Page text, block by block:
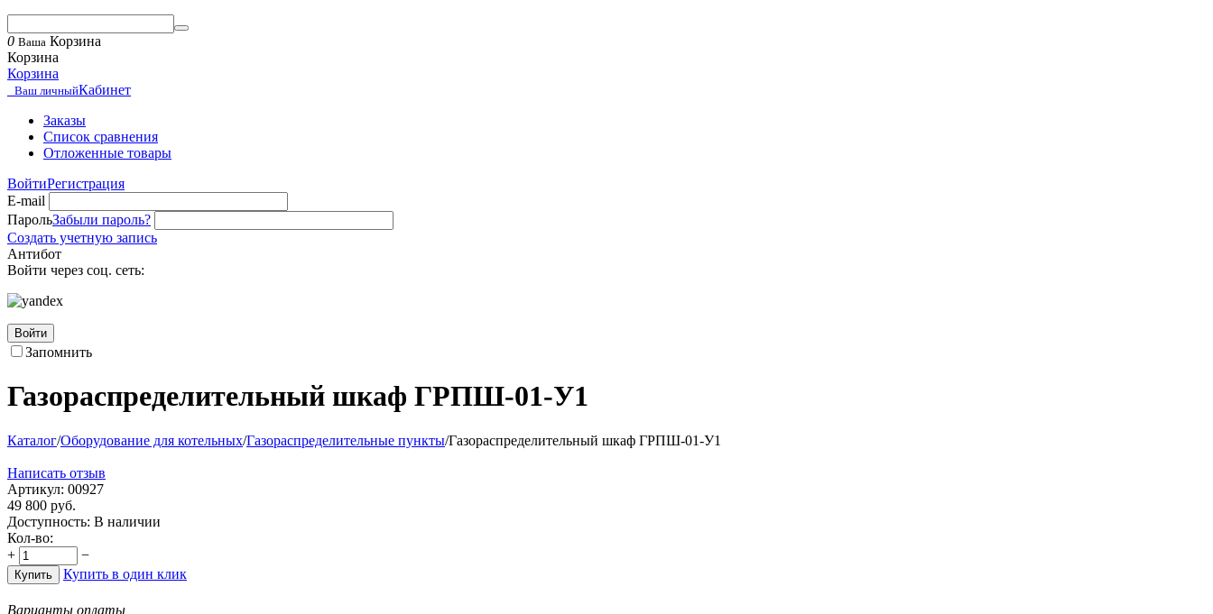
0 Ваша Корзина
Корзина
Корзина
Ваш личныйКабинет
Заказы
Список сравнения
Отложенные товары
ВойтиРегистрация
E-mail
ПарольЗабыли пароль?
Создать учетную запись
Антибот
Войти через соц. сеть:
Войти
Запомнить
Газораспределительный шкаф ГРПШ-01-У1
Каталог/Оборудование для котельных/Газораспределительные пункты/Газораспределительный шкаф ГРПШ-01-У1
Написать отзыв
Артикул: 00927
49 800 руб.
Доступность: В наличии
Кол-во:
+
−
Купить Купить в один клик
Варианты оплаты